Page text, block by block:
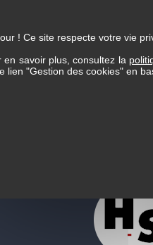
! Ce site respecte votre vie
en savoir plus, consultez la
lien "Gestion des cookies" en